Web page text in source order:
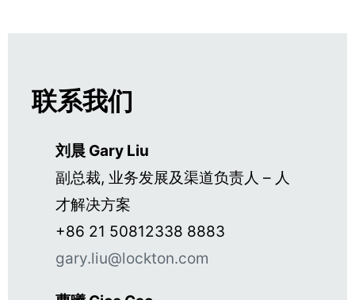
联系我们
刘晨 Gary Liu
副总裁, 业务发展及渠道负责人 – 人
才解决方案
+86 21 50812338 8883
gary.liu@lockton.com